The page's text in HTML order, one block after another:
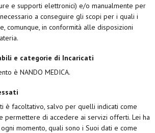
e supporti elettronici) e/o manualmente per
a conseguire gli scopi per i quali i
comunque, in conformità alle disposizioni
e categorie di Incaricati
è NANDO MEDICA.
è facoltativo, salvo per quelli indicati come
di accedere ai servizi offerti. Lei ha
momento, quali sono i Suoi dati e come